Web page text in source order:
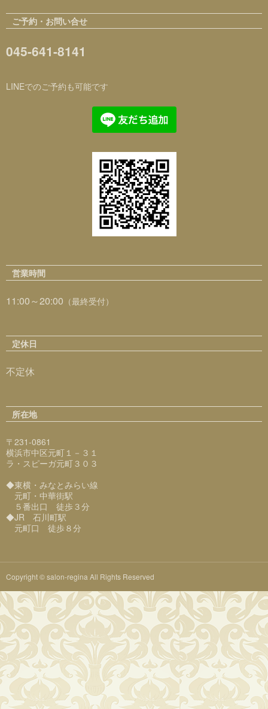
ご予約・お問い合せ
045-641-8141
LINEでのご予約も可能です
営業時間
11:00～20:00 （最終受付）
定休日
不定休
所在地
〒231-0861
横浜市中区元町１－３１
ラ・スピーガ元町３０３
◆東横・みなとみらい線
元町・中華街駅
５番出口 徒歩３分
◆JR 石川町駅
元町口 徒歩８分
Copyright © salon-regina All Rights Reserved